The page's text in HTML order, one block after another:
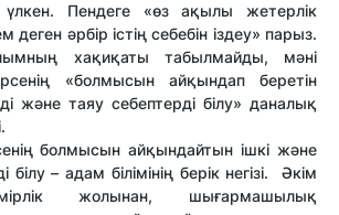
үлкен. Пендеге «өз ақылы жетерлік
деген әрбір істің себебін іздеу» парыз.
хақиқаты табылмайды, мәні
«болмысын айқындап беретін
және таяу себептерді білу» даналық
болмысын ай­қын­дайтын ішкі және
– адам білімінің берік негізі. Әкім
жолынан, шығарма­шылық